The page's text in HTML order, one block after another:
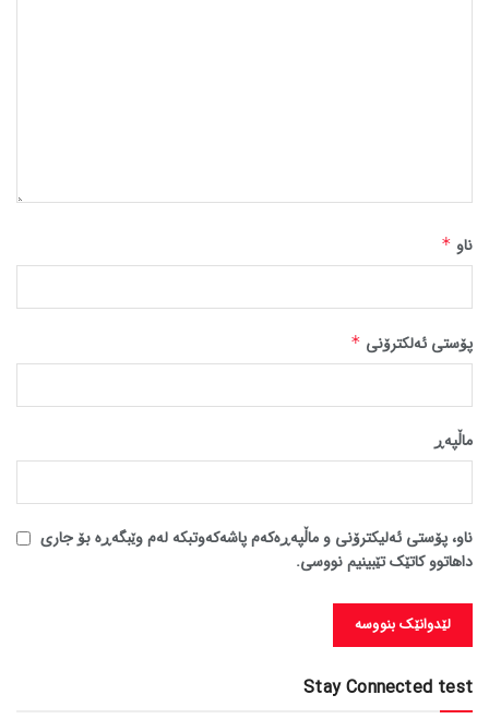
ناو *
پۆستی ئەلکترۆنی *
ماڵپه‌ڕ
ناو، پۆستی ئەلیکترۆنی و ماڵپەڕەکەم پاشەکەوتبکە لەم وێبگەڕە بۆ جاری
داهاتوو کاتێک تێبینیم نووسی.
Stay Connected test